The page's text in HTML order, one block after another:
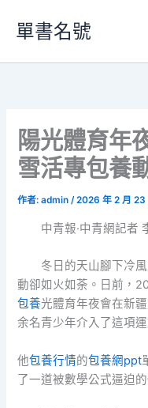
要
單書名號
陽光體育年
雪活專包養
作者:admin/2026 年 2 月 23
中青報·中青網記者
冬日的天山腳下冷
動卻如火如荼。日前，
包養光體育年夜會在新
余名青少年介入了這項運
他包養行情的包養網ppt
了一道被數學公式逼迫的